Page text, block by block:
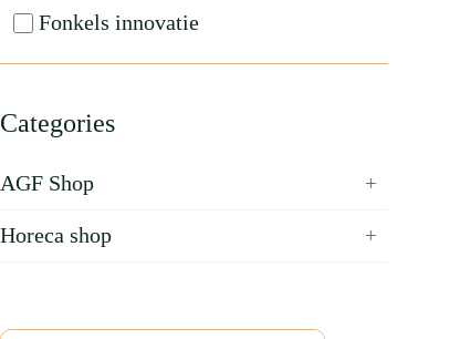
Fonkels innovatie
Categories
AGF Shop
Horeca shop